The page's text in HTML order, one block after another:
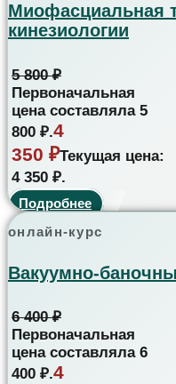
Миофасциальная
кинезиологии
5 800₽
Первоначальная
цена составляла 5
800 ₽.4
350 ₽Текущая цена:
4 350 ₽.
Подробнее
онлайн-курс
Вакуумно-
6 400₽
Первоначальная
цена составляла 6
400 ₽.4